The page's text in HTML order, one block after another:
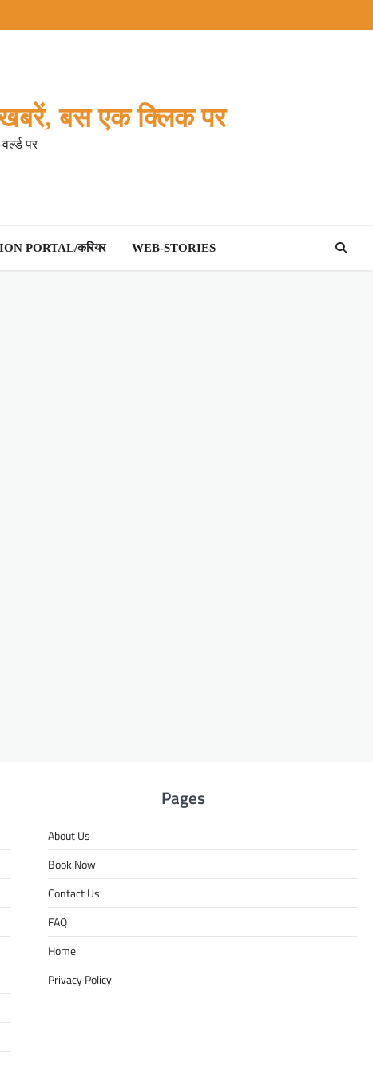
बस एक क्लिक पर
पर
PORTAL/करियर WEB-STORIES
Pages
About Us
Book Now
Contact Us
FAQ
Home
Privacy Policy